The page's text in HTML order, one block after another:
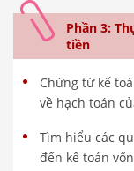
Phần 3:
tiền
Chứng từ kế
về hạch toán
Tìm hiểu các
đến kế toán